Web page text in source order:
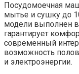
Посудомоечная
мытье и сушку до
модели выполнен в
гарантирует
современный
возможность
и электроэнергии.